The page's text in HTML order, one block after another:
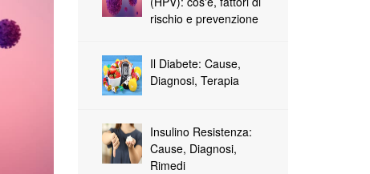
rischio e prevenzione
Il Diabete: Cause,
Diagnosi, Terapia
Insulino Resistenza:
Cause, Diagnosi,
Rimedi